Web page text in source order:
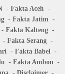
Fakta Aceh
Fakta Jatim
Fakta Kalteng
Fakta Serang
Fakta Babel
Fakta Ambon